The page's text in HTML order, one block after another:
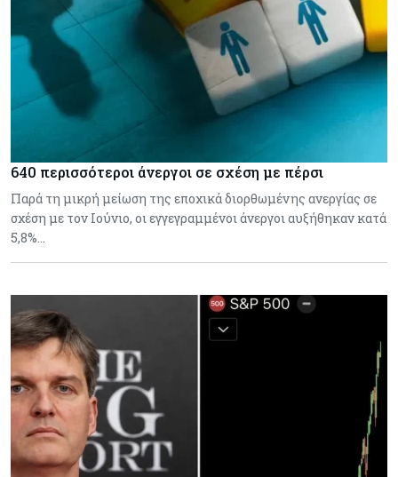
640 περισσότεροι άνεργοι σε σχέση με πέρσι
Παρά τη μικρή μείωση της εποχικά διορθωμένης ανεργίας σε
σχέση με τον Ιούνιο, οι εγγεγραμμένοι άνεργοι αυξήθηκαν κατά
5,8%…